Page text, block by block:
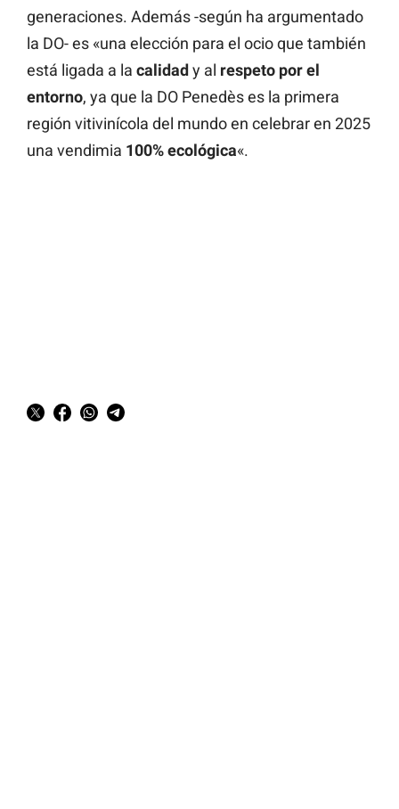
generaciones. Además -según ha argumentado
la DO- es «una elección para el ocio que también
está ligada a la calidad y al respeto por el
entorno, ya que la DO Penedès es la primera
región vitivinícola del mundo en celebrar en 2025
una vendimia 100% ecológica«.